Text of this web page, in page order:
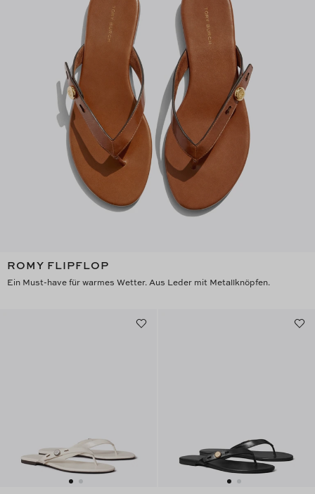
ROMY FLIPFLOP
Ein Must-have für warmes Wetter. Aus Leder mit Metallknöpfen.